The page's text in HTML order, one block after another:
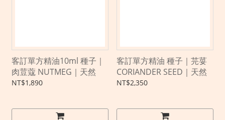
客訂單方精油10ml 種子｜
肉荳蔻 NUTMEG｜天然
NT$1,890
客訂單方精油 種子｜芫荽
CORIANDER SEED｜天然
NT$2,350